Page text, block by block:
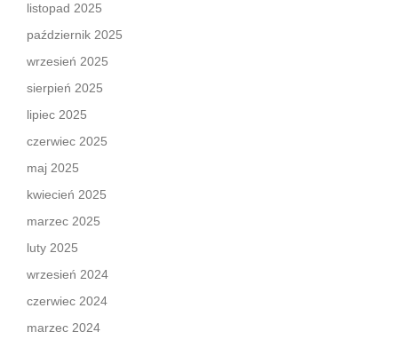
listopad 2025
październik 2025
wrzesień 2025
sierpień 2025
lipiec 2025
czerwiec 2025
maj 2025
kwiecień 2025
marzec 2025
luty 2025
wrzesień 2024
czerwiec 2024
marzec 2024